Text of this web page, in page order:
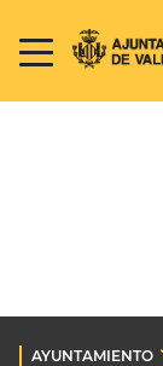
AYUNTAMIENTO